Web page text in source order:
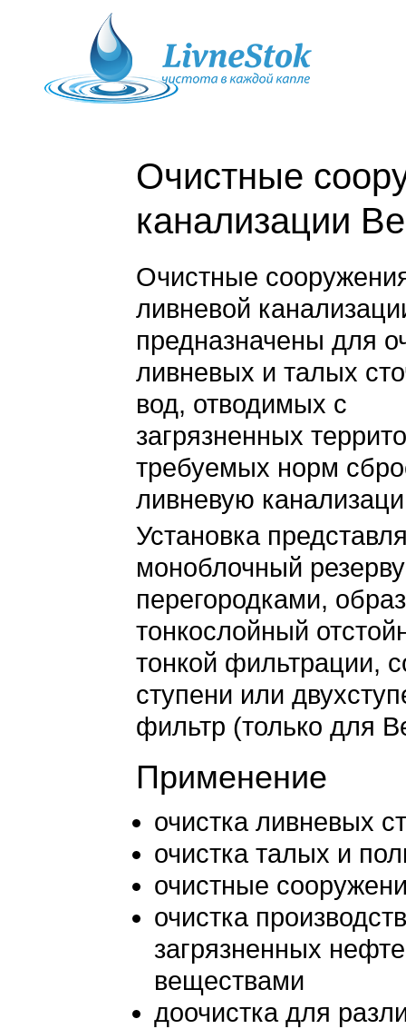
Очистные
канализации
Очистные
ливневой
предназначены для
ливневых и талых
вод, отводимых с
загрязненных
требуемых норм
ливневую
Установка
моноблочный
перегородками,
тонкослойный
тонкой фильтрации,
ступени или
фильтр (только для
Применение
очистка ливневых
очистка талых и
очистные
очистка
загрязненных
веществами
доочистка для